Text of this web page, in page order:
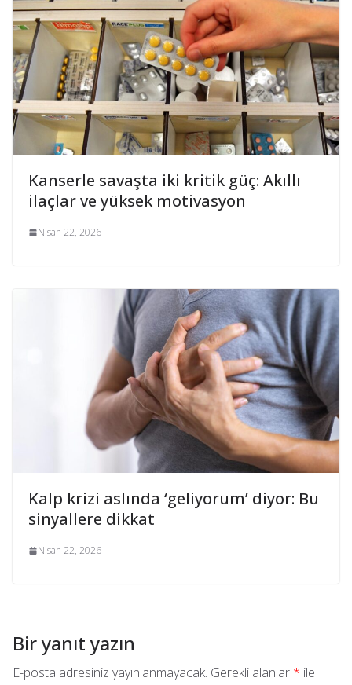
Kanserle savaşta iki kritik güç: Akıllı
ilaçlar ve yüksek motivasyon
Nisan 22, 2026
Kalp krizi aslında ‘geliyorum’ diyor: Bu
sinyallere dikkat
Nisan 22, 2026
Bir yanıt yazın
E-posta adresiniz yayınlanmayacak. Gerekli alanlar * ile